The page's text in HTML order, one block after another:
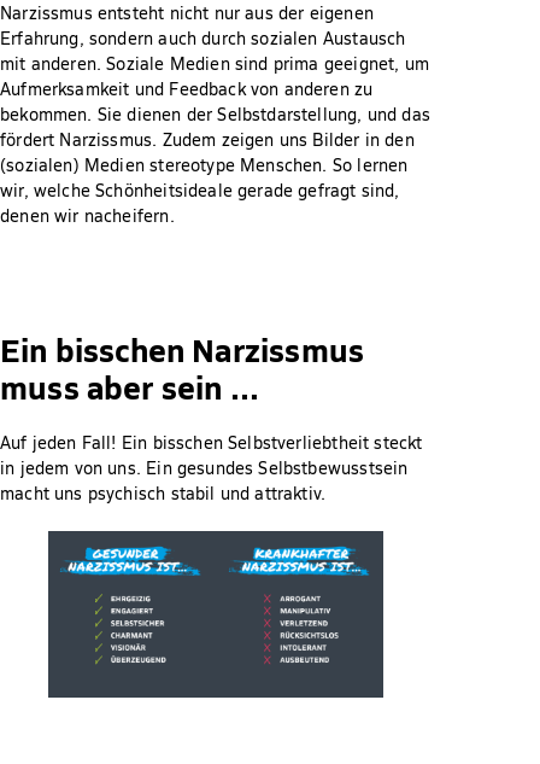
Narzissmus entsteht nicht nur aus der eigenen
Erfahrung, sondern auch durch sozialen Austausch
mit anderen. Soziale Medien sind prima geeignet, um
Aufmerksamkeit und Feedback von anderen zu
bekommen. Sie dienen der Selbstdarstellung, und das
fördert Narzissmus. Zudem zeigen uns Bilder in den
(sozialen) Medien stereotype Menschen. So lernen
wir, welche Schönheitsideale gerade gefragt sind,
denen wir nacheifern.
Ein bisschen Narzissmus
muss aber sein …
Auf jeden Fall! Ein bisschen Selbstverliebtheit steckt
in jedem von uns. Ein gesundes Selbstbewusstsein
macht uns psychisch stabil und attraktiv.